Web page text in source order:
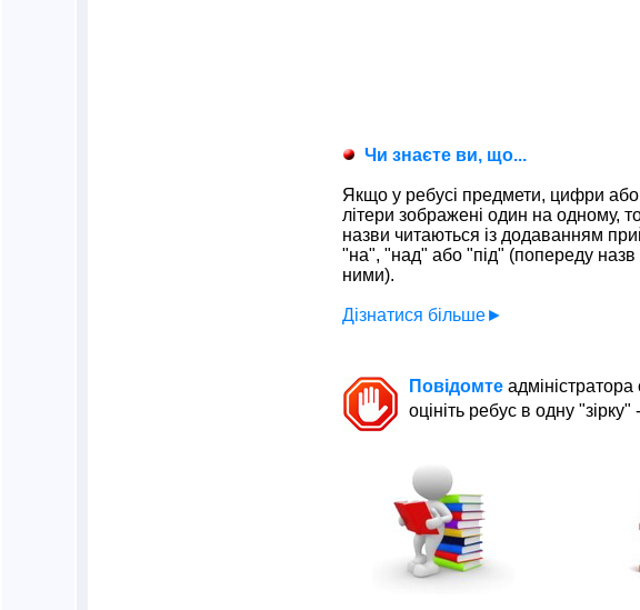
Чи знаєте ви, що...
Якщо у ребусі предмети, цифри або
літери зображені один на одному,
назви читаються із додаванням
"на", "над" або "під" (попереду
ними).
Дізнатися більше►
Повідомте
оцініть ребус в одну "зірку" -